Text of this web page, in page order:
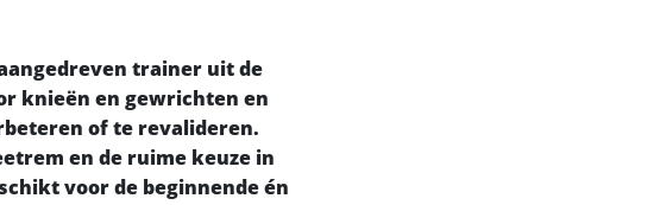
trainer uit de
knieën en gewrichten en
of te revalideren.
en de ruime keuze in
voor de beginnende én